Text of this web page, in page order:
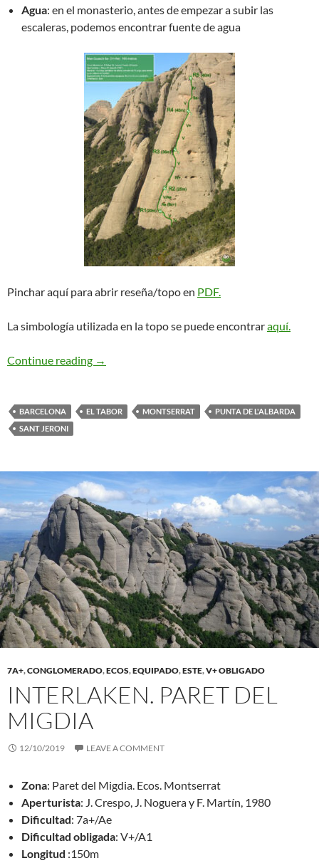
Agua: en el monasterio, antes de empezar a subir las
escaleras, podemos encontrar fuente de agua
Pinchar aquí para abrir reseña/topo en PDF.
La simbología utilizada en la topo se puede encontraraquí.
Continue reading Mas-Guasch. Puntal de L’Albarda
→
BARCELONA EL TABOR MONTSERRAT
PUNTA DE L'ALBARDA
SANT JERONI
7A+,CONGLOMERADO,ECOS,EQUIPADO,ESTE,V+ OBLIGADO
INTERLAKEN. PARET DEL
MIGDIA
12/10/2019 LEAVE A COMMENT
Zona: Paret del Migdia. Ecos. Montserrat
Aperturista: J. Crespo, J. Noguera y F. Martín, 1980
Dificultad: 7a+/Ae
Dificultad obligada: V+/A1
Longitud :150m